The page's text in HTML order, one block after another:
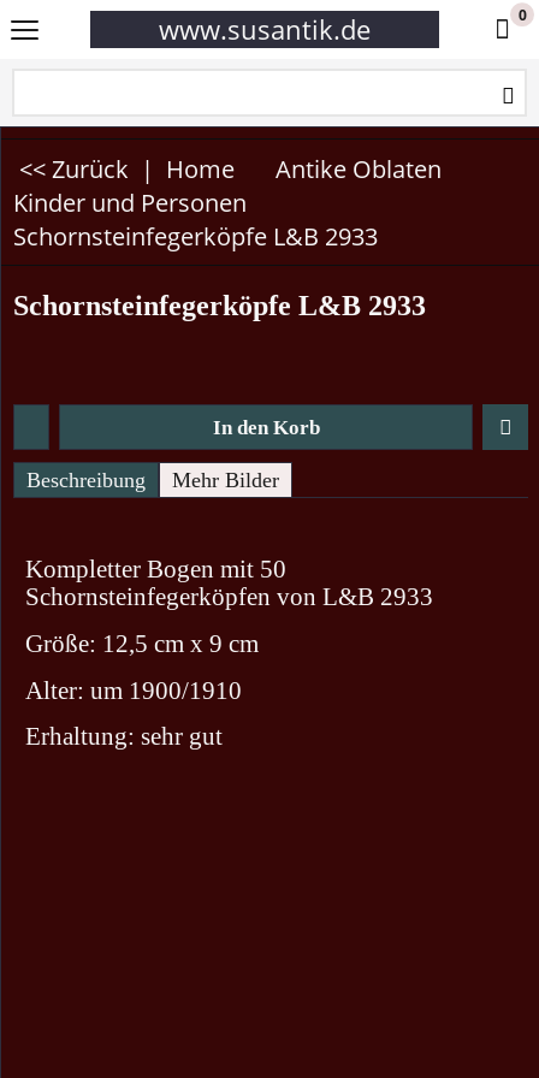
www.susantik.de 0
<< Zurück | Home
Antike Oblaten
Kinder und Personen
Schornsteinfegerköpfe L&B 2933
Schornsteinfegerköpfe L&B 2933
In den Korb
Beschreibung Mehr Bilder
Kompletter Bogen mit 50
Schornsteinfegerköpfen von L&B 2933
Größe: 12,5 cm x 9 cm
Alter: um 1900/1910
Erhaltung: sehr gut